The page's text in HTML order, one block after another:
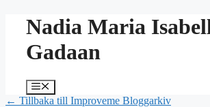
Hoppa
innehåll
Nadia Maria
Gadaan
Meny
← Tillbaka till Improveme Bloggarkiv